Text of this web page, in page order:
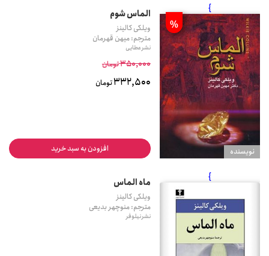
نويسنده
}
%
الماس شوم
ویلکی کالینز
مترجم: میهن قهرمان
نشر عطایی
350,000تومان
332,500تومان
افزودن به سبد خرید
} ماه الماس
ویلکی کالینز
مترجم: منوچهر بدیعی
نشر نیلوفر